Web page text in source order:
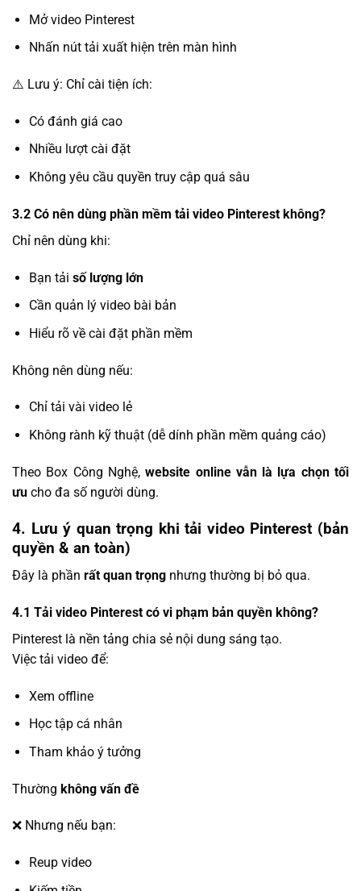
Mở video Pinterest
Nhấn nút tải xuất hiện trên màn hình
⚠️ Lưu ý: Chỉ cài tiện ích:
Có đánh giá cao
Nhiều lượt cài đặt
Không yêu cầu quyền truy cập quá sâu
3.2 Có nên dùng phần mềm tải video Pinterest không?
Chỉ nên dùng khi:
Bạn tải số lượng lớn
Cần quản lý video bài bản
Hiểu rõ về cài đặt phần mềm
Không nên dùng nếu:
Chỉ tải vài video lẻ
Không rành kỹ thuật (dễ dính phần mềm quảng cáo)
Theo Box Công Nghệ,website online vẫn là lựa chọn tối
ưu cho đa số người dùng.
4. Lưu ý quan trọng khi tải video Pinterest (bản
quyền & an toàn)
Đây là phần rất quan trọng nhưng thường bị bỏ qua.
4.1 Tải video Pinterest có vi phạm bản quyền không?
Pinterest là nền tảng chia sẻ nội dung sáng tạo.
Việc tải video để:
Xem offline
Học tập cá nhân
Tham khảo ý tưởng
Thường không vấn đề
❌ Nhưng nếu bạn:
Reup video